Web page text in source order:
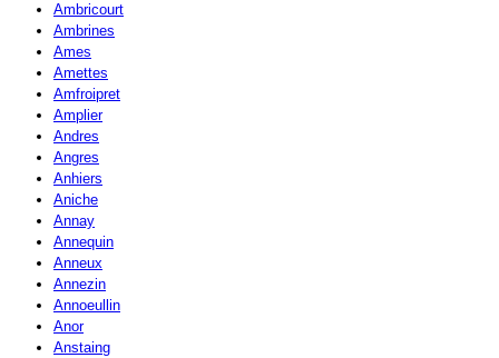
Ambricourt
Ambrines
Ames
Amettes
Amfroipret
Amplier
Andres
Angres
Anhiers
Aniche
Annay
Annequin
Anneux
Annezin
Annoeullin
Anor
Anstaing